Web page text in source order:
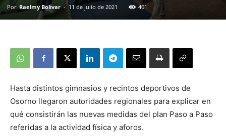
Por Raelmy Bolivar - 11 de julio de 2021 401
Hasta distintos gimnasios y recintos deportivos de
Osorno llegaron autoridades regionales para explicar en
qué consistirán las nuevas medidas del plan Paso a Paso
referidas a la actividad física y aforos.